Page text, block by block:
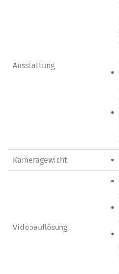
Ausstattung
Kameragewicht
Videoauflösung